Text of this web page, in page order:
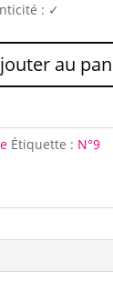
: ✓
au
Étiquette : N°9